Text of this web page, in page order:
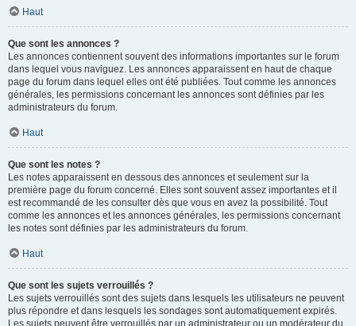
Haut
Que sont les annonces ?
Les annonces contiennent souvent des informations importantes sur le forum
dans lequel vous naviguez. Les annonces apparaissent en haut de chaque
page du forum dans lequel elles ont été publiées. Tout comme les annonces
générales, les permissions concernant les annonces sont définies par les
administrateurs du forum.
Haut
Que sont les notes ?
Les notes apparaissent en dessous des annonces et seulement sur la
première page du forum concerné. Elles sont souvent assez importantes et il
est recommandé de les consulter dès que vous en avez la possibilité. Tout
comme les annonces et les annonces générales, les permissions concernant
les notes sont définies par les administrateurs du forum.
Haut
Que sont les sujets verrouillés ?
Les sujets verrouillés sont des sujets dans lesquels les utilisateurs ne peuvent
plus répondre et dans lesquels les sondages sont automatiquement expirés.
Les sujets peuvent être verrouillés par un administrateur ou un modérateur du